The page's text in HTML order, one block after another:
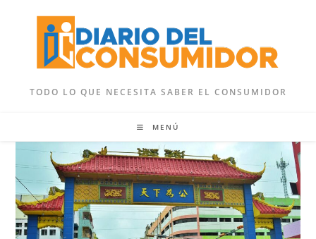
contenido
TODO LO QUE NECESITA SABER EL CONSUMIDOR
MENÚ